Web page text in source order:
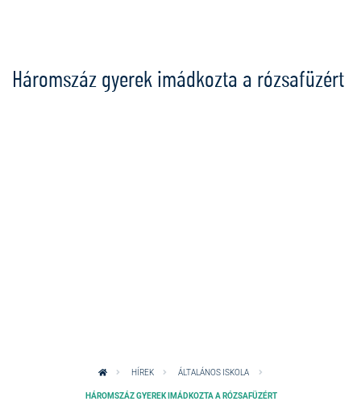
Háromszáz gyerek imádkozta a rózsafüzért
HÍREK ÁLTALÁNOS ISKOLA
HÁROMSZÁZ GYEREK IMÁDKOZTA A RÓZSAFÜZÉRT